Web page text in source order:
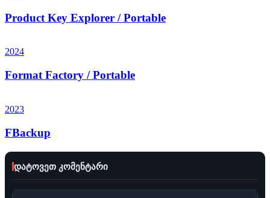
Product Key Explorer / Portable
2024
Format Factory / Portable
2023
FBackup
დატოვეთ კომენტარი